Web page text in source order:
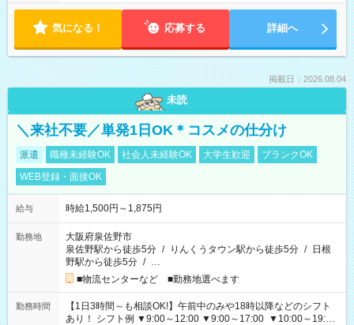
気になる！ 応募する 詳細へ
掲載日：2026.08.04
未読
＼来社不要／単発1日OK＊コスメの仕分け
派遣 職種未経験OK 社会人未経験OK 大学生歓迎
ブランクOK
WEB登録・面接OK
給与 時給1,500円～1,875円
勤務地
大阪府泉佐野市
泉佐野駅から徒歩5分 / りんくうタウン駅から徒歩5分 / 日根
野駅から徒歩5分 / …
■物流センターなど ■勤務地選べます
勤務時間
【1日3時間～も相談OK!】午前中のみや18時以降などのシフト
あり！ シフト例 ▼9:00～12:00 ▼9:00～17:00 ▼10:00～19:00